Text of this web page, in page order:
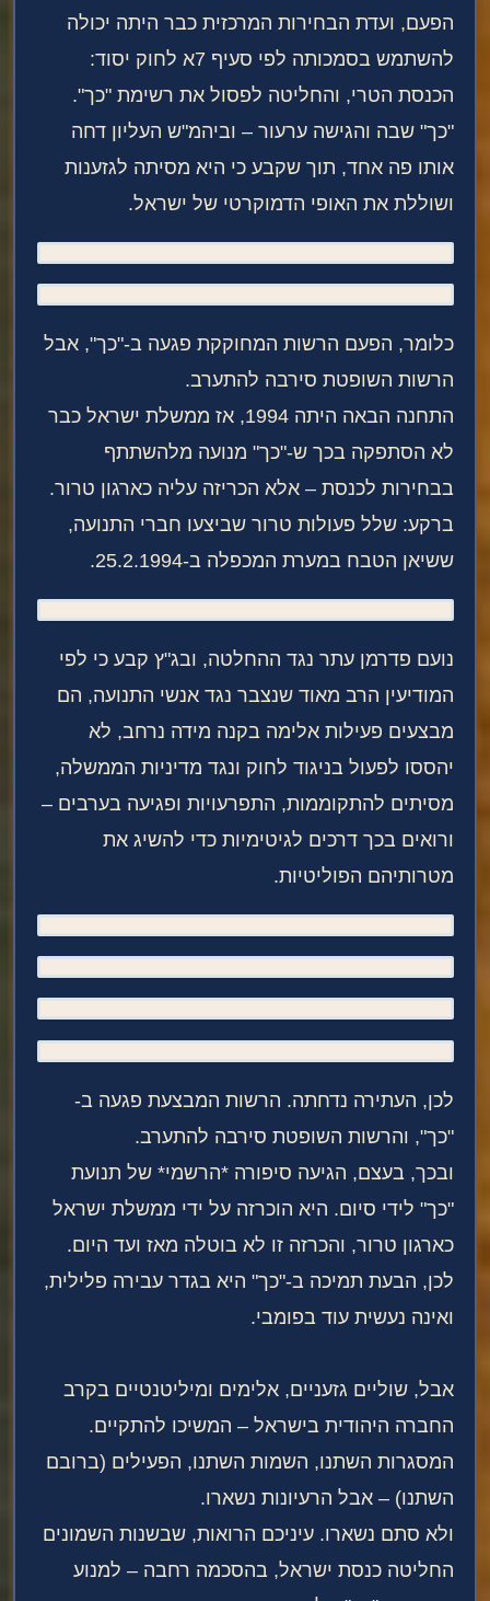
הפעם, ועדת הבחירות המרכזית כבר היתה יכולה
להשתמש בסמכותה לפי סעיף 7א לחוק יסוד:
הכנסת הטרי, והחליטה לפסול את רשימת "כך".
"כך" שבה והגישה ערעור – וביהמ"ש העליון דחה
אותו פה אחד, תוך שקבע כי היא מסיתה לגזענות
ושוללת את האופי הדמוקרטי של ישראל.
כלומר, הפעם הרשות המחוקקת פגעה ב-"כך", אבל
הרשות השופטת סירבה להתערב.
התחנה הבאה היתה 1994, אז ממשלת ישראל כבר
לא הסתפקה בכך ש-"כך" מנועה מלהשתתף
בבחירות לכנסת – אלא הכריזה עליה כארגון טרור.
ברקע: שלל פעולות טרור שביצעו חברי התנועה,
ששיאן הטבח במערת המכפלה ב-25.2.1994.
נועם פדרמן עתר נגד ההחלטה, ובג"ץ קבע כי לפי
המודיעין הרב מאוד שנצבר נגד אנשי התנועה, הם
מבצעים פעילות אלימה בקנה מידה נרחב, לא
יהססו לפעול בניגוד לחוק ונגד מדיניות הממשלה,
מסיתים להתקוממות, התפרעויות ופגיעה בערבים –
ורואים בכך דרכים לגיטימיות כדי להשיג את
מטרותיהם הפוליטיות.
לכן, העתירה נדחתה. הרשות המבצעת פגעה ב-
"כך", והרשות השופטת סירבה להתערב.
ובכך, בעצם, הגיעה סיפורה *הרשמי* של תנועת
"כך" לידי סיום. היא הוכרזה על ידי ממשלת ישראל
כארגון טרור, והכרזה זו לא בוטלה מאז ועד היום.
לכן, הבעת תמיכה ב-"כך" היא בגדר עבירה פלילית,
ואינה נעשית עוד בפומבי.
אבל, שוליים גזעניים, אלימים ומיליטנטיים בקרב
החברה היהודית בישראל – המשיכו להתקיים.
המסגרות השתנו, השמות השתנו, הפעילים (ברובם
השתנו) – אבל הרעיונות נשארו.
ולא סתם נשארו. עיניכם הרואות, שבשנות השמונים
החליטה כנסת ישראל, בהסכמה רחבה – למנוע